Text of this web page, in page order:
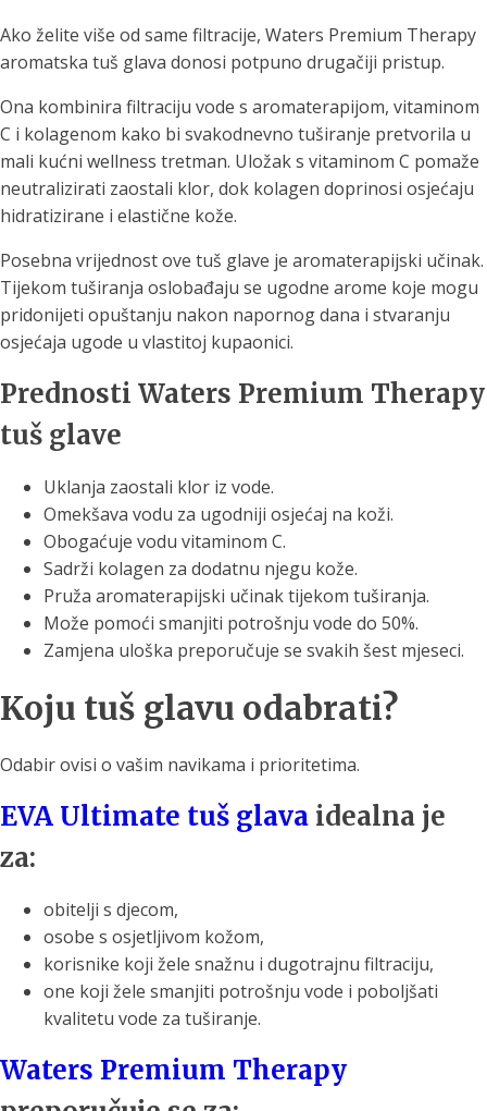
Ako želite više od same filtracije, Waters Premium Therapy
aromatska tuš glava donosi potpuno drugačiji pristup.
Ona kombinira filtraciju vode s aromaterapijom, vitaminom
C i kolagenom kako bi svakodnevno tuširanje pretvorila u
mali kućni wellness tretman. Uložak s vitaminom C pomaže
neutralizirati zaostali klor, dok kolagen doprinosi osjećaju
hidratizirane i elastične kože.
Posebna vrijednost ove tuš glave je aromaterapijski učinak.
Tijekom tuširanja oslobađaju se ugodne arome koje mogu
pridonijeti opuštanju nakon napornog dana i stvaranju
osjećaja ugode u vlastitoj kupaonici.
Prednosti Waters Premium Therapy
tuš glave
Uklanja zaostali klor iz vode.
Omekšava vodu za ugodniji osjećaj na koži.
Obogaćuje vodu vitaminom C.
Sadrži kolagen za dodatnu njegu kože.
Pruža aromaterapijski učinak tijekom tuširanja.
Može pomoći smanjiti potrošnju vode do 50%.
Zamjena uloška preporučuje se svakih šest mjeseci.
Koju tuš glavu odabrati?
Odabir ovisi o vašim navikama i prioritetima.
EVA Ultimate tuš glava idealna je
za:
obitelji s djecom,
osobe s osjetljivom kožom,
korisnike koji žele snažnu i dugotrajnu filtraciju,
one koji žele smanjiti potrošnju vode i poboljšati
kvalitetu vode za tuširanje.
Waters Premium Therapy